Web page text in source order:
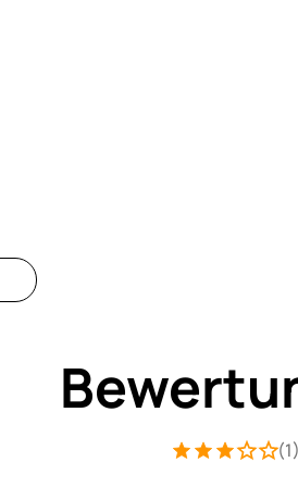
Bewertung: 3
1 Bewertung(1)